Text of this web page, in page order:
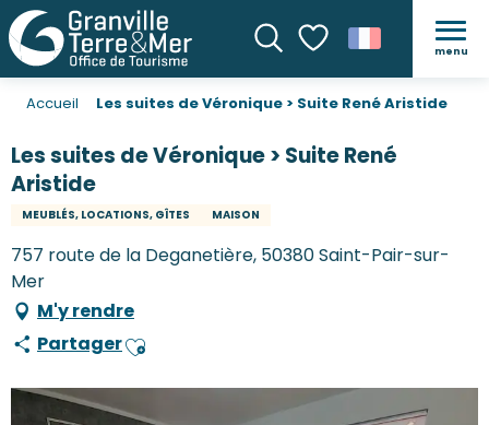
Recherche
Voir les favoris
menu
Accueil Les suites de Véronique > Suite René Aristide
Les suites de Véronique > Suite René
Aristide
MEUBLÉS, LOCATIONS, GÎTES MAISON
757 route de la Deganetière, 50380 Saint-Pair-sur-
Mer
M'y rendre
PartagerAjouter aux favoris